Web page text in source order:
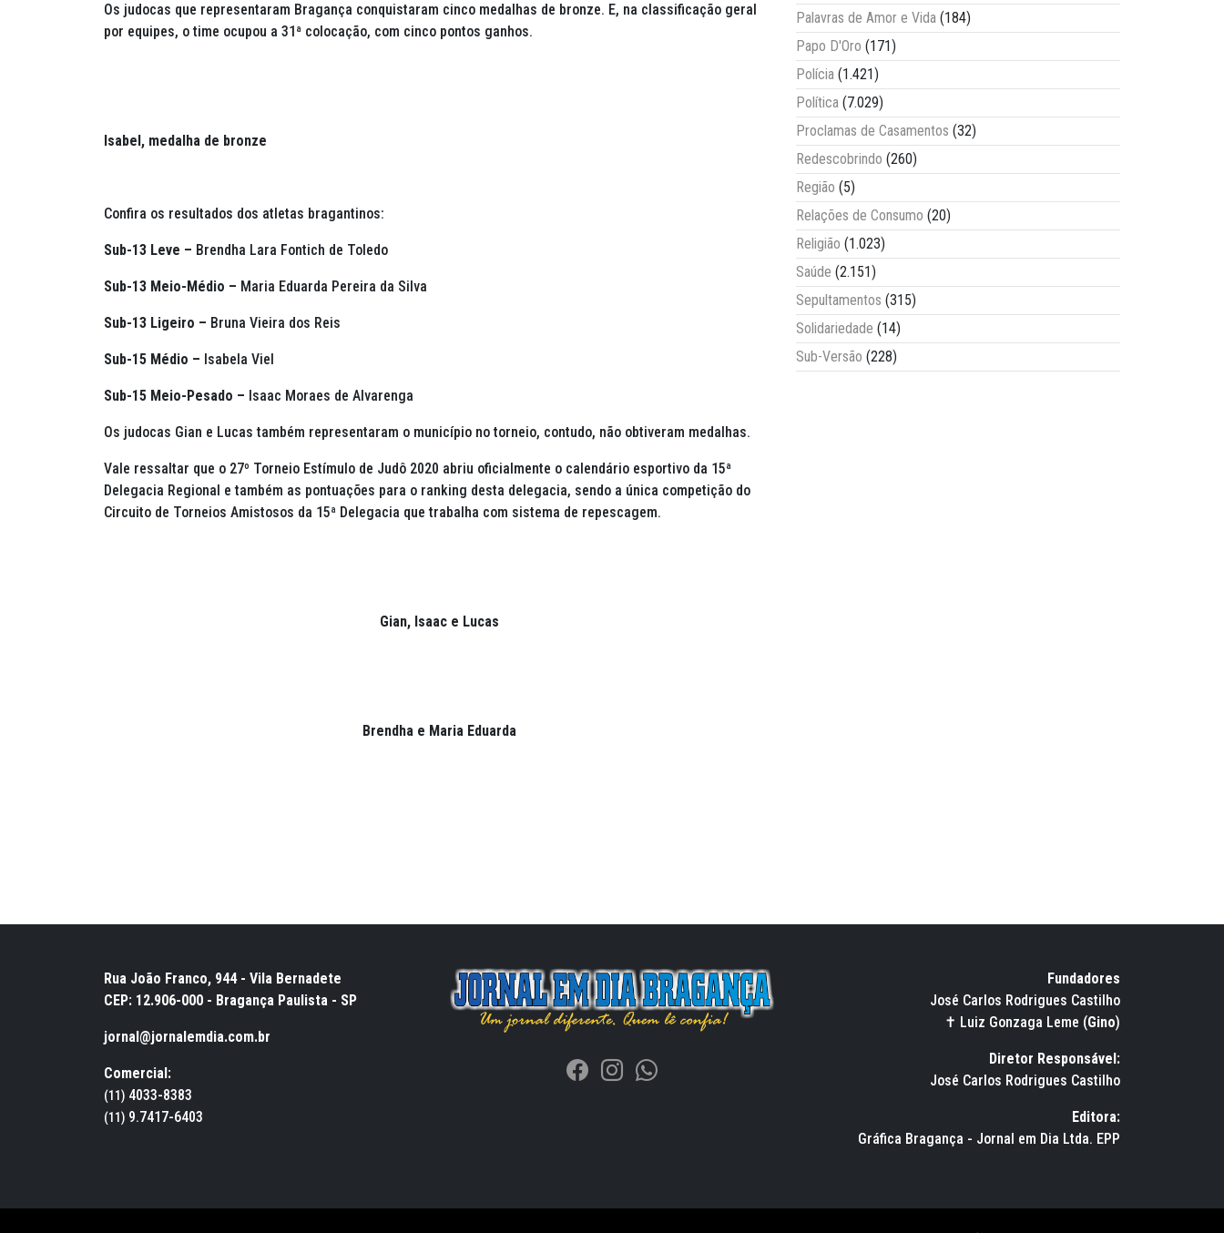
Os judocas que representaram Bragança conquistaram cinco medalhas de bronze. E, na classificação geral
por equipes, o time ocupou a 31ª colocação, com cinco pontos ganhos.
Isabel, medalha de bronze
Confira os resultados dos atletas bragantinos:
Sub-13 Leve – Brendha Lara Fontich de Toledo
Sub-13 Meio-Médio – Maria Eduarda Pereira da Silva
Sub-13 Ligeiro – Bruna Vieira dos Reis
Sub-15 Médio – Isabela Viel
Sub-15 Meio-Pesado – Isaac Moraes de Alvarenga
Os judocas Gian e Lucas também representaram o município no torneio, contudo, não obtiveram medalhas.
Vale ressaltar que o 27º Torneio Estímulo de Judô 2020 abriu oficialmente o calendário esportivo da 15ª
Delegacia Regional e também as pontuações para o ranking desta delegacia, sendo a única competição do
Circuito de Torneios Amistosos da 15ª Delegacia que trabalha com sistema de repescagem.
Gian, Isaac e Lucas
Brendha e Maria Eduarda
Palavras de Amor e Vida (184)
Papo D'Oro (171)
Polícia (1.421)
Política (7.029)
Proclamas de Casamentos (32)
Redescobrindo (260)
Região (5)
Relações de Consumo (20)
Religião (1.023)
Saúde (2.151)
Sepultamentos (315)
Solidariedade (14)
Sub-Versão (228)
Rua João Franco, 944 - Vila Bernadete
CEP: 12.906-000 - Bragança Paulista - SP
jornal@jornalemdia.com.br
Comercial:
(11) 4033-8383
(11) 9.7417-6403
Fundadores
José Carlos Rodrigues Castilho
✝ Luiz Gonzaga Leme (Gino)
Diretor Responsável:
José Carlos Rodrigues Castilho
Editora:
Gráfica Bragança - Jornal em Dia Ltda. EPP